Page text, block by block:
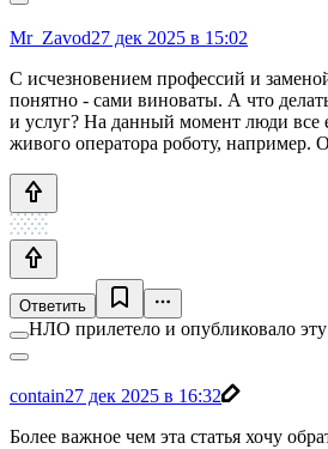
Mr_Zavod27 дек 2025 в 15:02
С исчезновением профессий и
понятно - сами виноваты. А что
и услуг? На данный момент люди все
живого оператора роботу, например.
Ответить
НЛО прилетело и опубликовало эту
contain27 дек 2025 в 16:32
Более важное чем эта статья хочу